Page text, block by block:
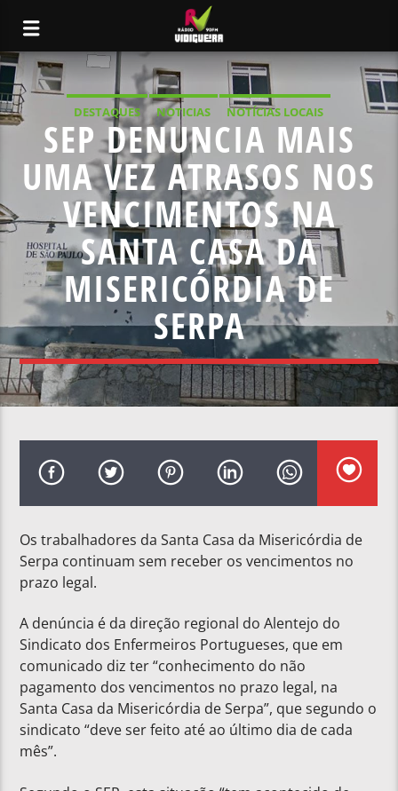
DESTAQUES NOTICIAS
NOTÍCIAS LOCAIS
NOTÍCIAS NACIONAIS
SEP DENUNCIA MAIS
UMA VEZ ATRASOS NOS
VENCIMENTOS NA
SANTA CASA DA
MISERICÓRDIA DE
SERPA
Os trabalhadores da Santa Casa da Misericórdia de
Serpa continuam sem receber os vencimentos no
prazo legal.
A denúncia é da direção regional do Alentejo do
Sindicato dos Enfermeiros Portugueses, que em
comunicado diz ter “conhecimento do não
pagamento dos vencimentos no prazo legal, na
Santa Casa da Misericórdia de Serpa”, que segundo o
sindicato “deve ser feito até ao último dia de cada
mês”.